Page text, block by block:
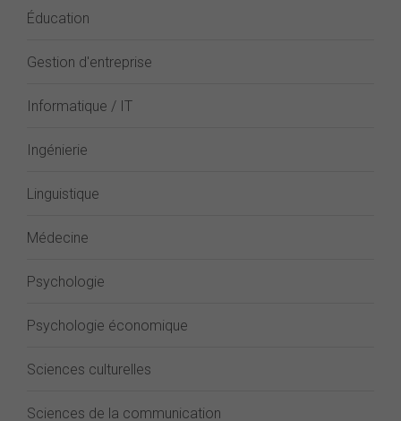
Éducation
Gestion d'entreprise
Informatique / IT
Ingénierie
Linguistique
Médecine
Psychologie
Psychologie économique
Sciences culturelles
Sciences de la communication